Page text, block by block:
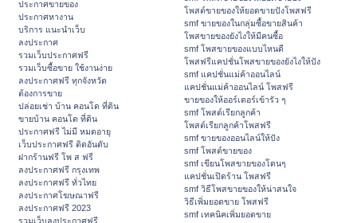
ประกาศขายของ
ประกาศหางาน
บริการ แนะนำเว็บ
ลงประกาศ
รวมเว็บประกาศฟรี
รวมเว็บซื้อขาย ใช้งานง่าย
ลงประกาศฟรี ทุกจังหวัด
ต้องการขาย
ปล่อยเช่า บ้าน คอนโด ที่ดิน
ขายบ้าน คอนโด ที่ดิน
ประกาศฟรี ไม่มี หมดอายุ
เว็บประกาศฟรี ติดอันดับ
ฝากร้านฟรี โพ ส ฟรี
ลงประกาศฟรี กรุงเทพ
ลงประกาศฟรี ทั่วไทย
ลงประกาศโฆษณาฟรี
ลงประกาศฟรี 2023
รวมเว็บลงประกาศฟรี
โพสต์ขายของให้ยอดขายปังโพสฟรี
smf ขายของในกลุ่มซื้อขายสินค้า
โพสขายของยังไงให้มีคนซื้อ
smf โพสขายของแบบไหนดี
โพสฟรีแคปชั่นโพสขายของยังไงให้ปัง
smf แคปชั่นแม่ค้าออนไลน์
แคปชั่นแม่ค้าออนไลน์ โพสฟรี
ขายของให้ออร์เดอร์เข้ารัว ๆ
smf โพสต์เรียกลูกค้า
โพสต์เรียกลูกค้าโพสฟรี
smf ขายของออนไลน์ให้ปัง
smf โพสต์ขายของ
smf เขียนโพสขายของโดนๆ
แคปชั่นเปิดร้าน โพสฟรี
smf วิธีโพสขายของให้น่าสนใจ
วิธีเพิ่มยอดขาย โพสฟรี
smf เทคนิคเพิ่มยอดขาย